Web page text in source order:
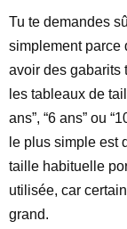
Tu te demandes
simplement parce
avoir des gabarits
les tableaux de
ans”, “6 ans” ou
le plus simple est
taille habituelle
utilisée, car
grand.